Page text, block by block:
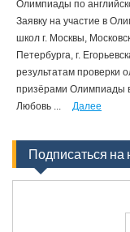
Олимпиады по
Заявку на участие в
школ г. Москвы,
Петербурга, г.
результатам проверки
призёрами Олимпиады
Любовь ...
Далее
Подписаться на